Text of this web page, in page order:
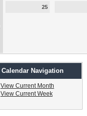
25
Calendar Navigation
View Current Month
View Current Week